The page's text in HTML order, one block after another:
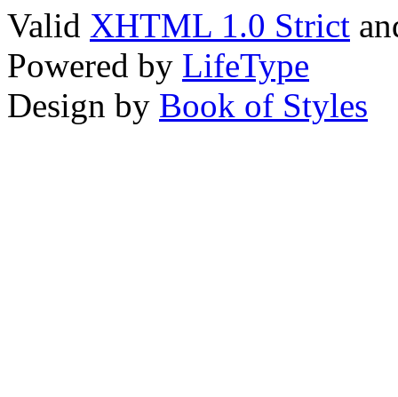
Valid XHTML 1.0 Strict
Powered by LifeType
Design by Book of Styles